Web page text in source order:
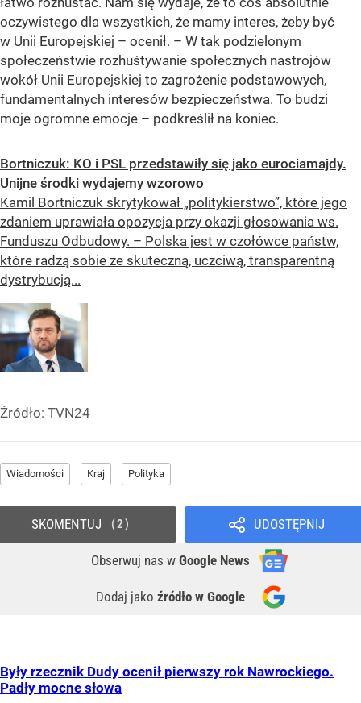
oczywistego dla wszystkich, że mamy interes, żeby być
w Unii Europejskiej – ocenił. – W tak podzielonym
społeczeństwie rozhuśtywanie społecznych nastrojów
wokół Unii Europejskiej to zagrożenie podstawowych,
fundamentalnych interesów bezpieczeństwa. To budzi
moje ogromne emocje – podkreślił na koniec.
Bortniczuk: KO i PSL przedstawiły się jako eurociamajdy.
Unijne środki wydajemy wzorowo
Kamil Bortniczuk skrytykował „politykierstwo”, które jego
zdaniem uprawiała opozycja przy okazji głosowania ws.
Funduszu Odbudowy. – Polska jest w czołówce państw,
które radzą sobie ze skuteczną, uczciwą, transparentną
dystrybucją...
Źródło: TVN24
Wiadomości Kraj Polityka
UDOSTĘPNIJ
Obserwuj nas w Google News
Dodaj jako źródło w Google
SKOMENTUJ 2
Były rzecznik Dudy ocenił pierwszy rok Nawrockiego.
Padły mocne słowa